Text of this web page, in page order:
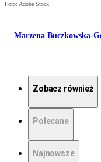
Foto: Adobe Stock
Marzena Buczkowska-
Zobacz również
Polecane
Najnowsze